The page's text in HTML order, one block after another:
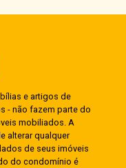
e artigos de
- não fazem parte do
mobiliados. A
alterar qualquer
de seus imóveis
do condomínio é